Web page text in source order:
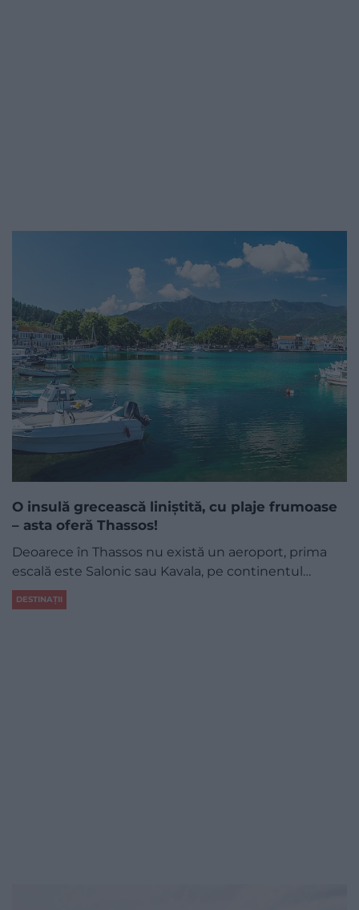
O insulă grecească liniștită, cu plaje frumoase
– asta oferă Thassos!
Deoarece în Thassos nu există un aeroport, prima
escală este Salonic sau Kavala, pe continentul…
DESTINAȚII